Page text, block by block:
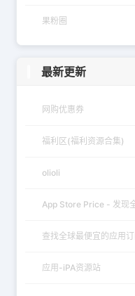
果粉圈
最新更新
网购优惠券
福利区(福利资源合集)
olioli
App Store Price - 发现
查找全球最便宜的应用
应用-iPA资源站